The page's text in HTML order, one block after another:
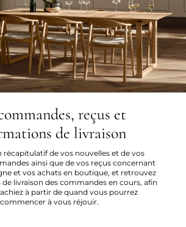
reçus et
de livraison
récapitulatif de vos nouvelles et de vos
ainsi que de vos reçus concernant
et vos achats en boutique, et retrouvez
livraison des commandes en cours, afin
à partir de quand vous pourrez
commencer à vous réjouir.